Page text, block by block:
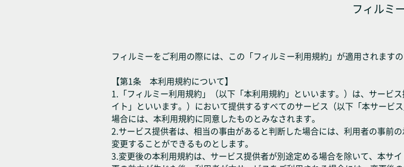
フィルミ
フィルミーをご利用の際には、この「フィルミー利用規約」が適用されます
【第1条 本利用規約について】
1.「フィルミー利用規約」（以下「本利用規約」といいます。）は、サービ
イト」といいます。）において提供するすべてのサービス（以下「本サービ
場合には、本利用規約に同意したものとみなされます。
2.サービス提供者は、相当の事由があると判断した場合には、利用者の事前
変更することができるものとします。
3.変更後の本利用規約は、サービス提供者が別途定める場合を除いて、本サ